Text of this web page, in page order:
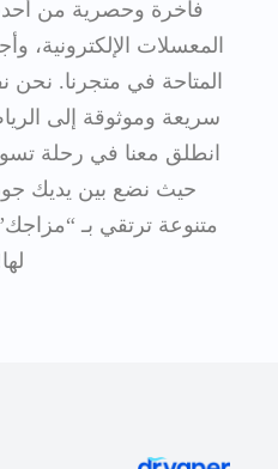
فاخرة وحصرية من
المعسلات الإلكترونية،
المتاحة في متجرنا.
سريعة وموثوقة إلى
انطلق معنا في رحلة
حيث نضع بين يديك
متنوعة ترتقي بـ